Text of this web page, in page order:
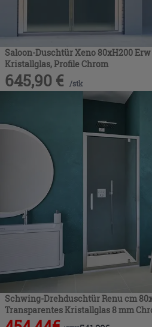
Saloon-Duschtür Xeno 80xH200
Kristallglas, Profile Chrom
645,90 € /stk
Schwing-Drehduschtür Renu cm
Transparentes Kristallglas 8 mm